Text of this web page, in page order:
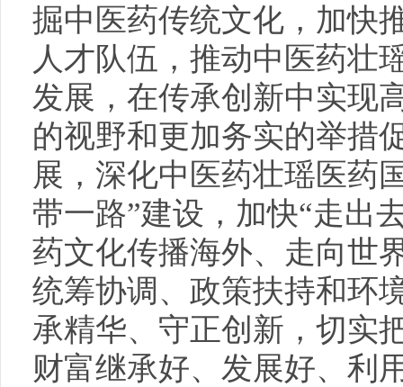
掘中医药传统文化，加快
人才队伍，推动中医药壮
发展，在传承创新中实现
的视野和更加务实的举措
展，深化中医药壮瑶医药
带一路”建设，加快“走出
药文化传播海外、走向世
统筹协调、政策扶持和环
承精华、守正创新，切实
财富继承好、发展好、利